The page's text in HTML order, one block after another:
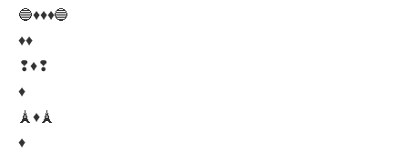
🔵♦♦♦🔵
♦♦
❢♦❢
♦
🗼♦🗼
♦